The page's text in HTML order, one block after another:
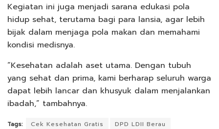
Kegiatan ini juga menjadi sarana edukasi pola
hidup sehat, terutama bagi para lansia, agar lebih
bijak dalam menjaga pola makan dan memahami
kondisi medisnya.
“Kesehatan adalah aset utama. Dengan tubuh
yang sehat dan prima, kami berharap seluruh warga
dapat lebih lancar dan khusyuk dalam menjalankan
ibadah,” tambahnya.
Tags: Cek Kesehatan Gratis
DPD LDII Berau